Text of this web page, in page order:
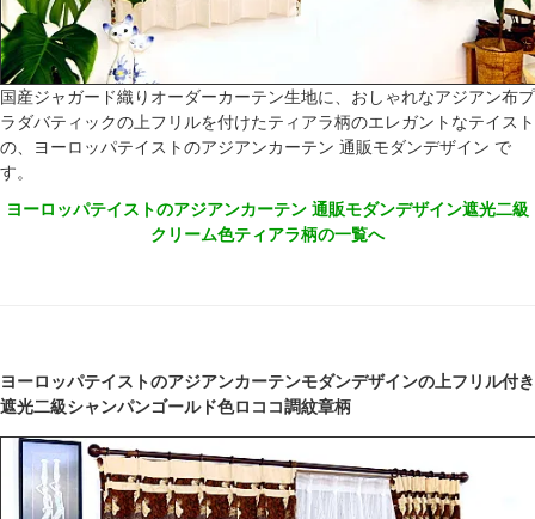
国産ジャガード織りオーダーカーテン生地に、おしゃれなアジアン布プ
ラダバティックの上フリルを付けたティアラ柄のエレガントなテイスト
の、ヨーロッパテイストのアジアンカーテン 通販モダンデザイン で
す。
ヨーロッパテイストのアジアンカーテン 通販モダンデザイン遮光二級
クリーム色ティアラ柄の一覧へ
ヨーロッパテイストのアジアンカーテンモダンデザインの上フリル付き
遮光二級シャンパンゴールド色ロココ調紋章柄